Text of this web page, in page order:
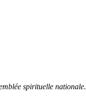
spirituelle nationale.